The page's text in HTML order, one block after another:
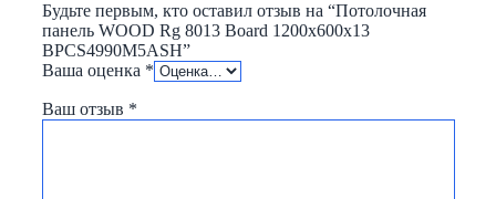
Будьте первым, кто оставил отзыв на “Потолочная
панель WOOD Rg 8013 Board 1200x600x13
BPCS4990M5ASH”
Ваша оценка *
Ваш отзыв *